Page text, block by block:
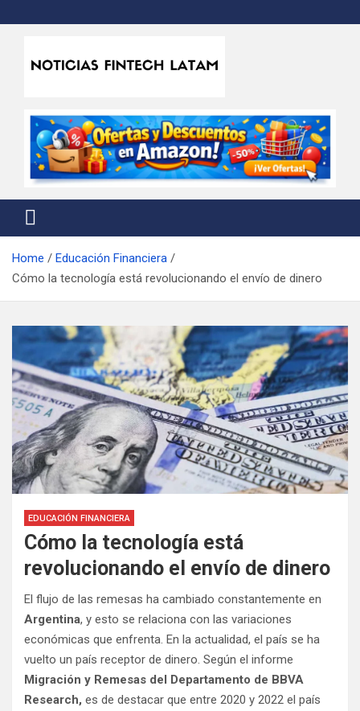
to
Noticias Fintech Latam
Home
Educación Financiera
Cómo la tecnología está revolucionando el envío de dinero
EDUCACIÓN FINANCIERA
Cómo la tecnología está
revolucionando el envío de dinero
El flujo de las remesas ha cambiado constantemente en
Argentina, y esto se relaciona con las variaciones
económicas que enfrenta. En la actualidad, el país se ha
vuelto un país receptor de dinero. Según el informe
Migración y Remesas del Departamento de BBVA
Research, es de destacar que entre 2020 y 2022 el país